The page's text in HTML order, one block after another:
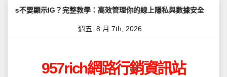
完整教學：高效管理你的線上隱私與數據安全 怎麼讓Threads
週五. 8 月 7th, 2026
957rich網路行銷資訊站